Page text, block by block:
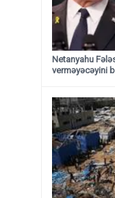
Netanyahu
verməyəcəyini